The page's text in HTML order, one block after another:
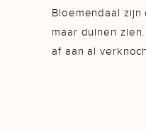
Bloemendaal
maar duinen
af aan al